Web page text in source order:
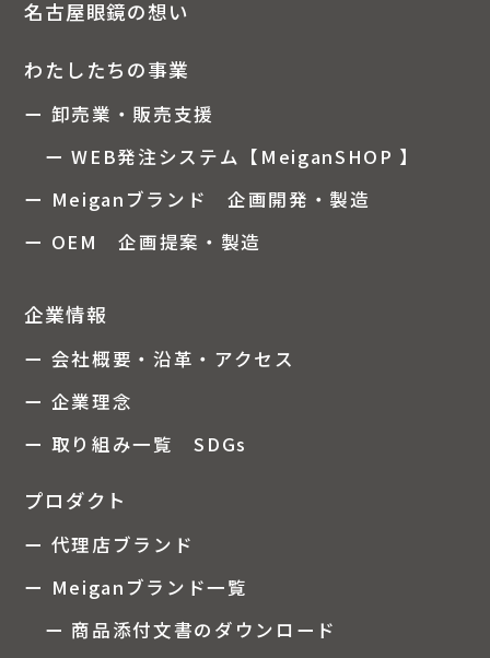
名古屋眼鏡の想い
わたしたちの事業
ー 卸売業・販売支援
ー WEB発注システム【MeiganSHOP 】
ー Meiganブランド 企画開発・製造
ー OEM 企画提案・製造
企業情報
ー 会社概要・沿革・アクセス
ー 企業理念
ー 取り組み一覧 SDGs
プロダクト
ー 代理店ブランド
ー Meiganブランド一覧
ー 商品添付文書のダウンロード